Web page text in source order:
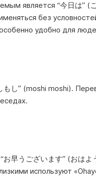
является “今日は” (
без
удобно для
し” (moshi moshi).
お早うございます” (おは
используют